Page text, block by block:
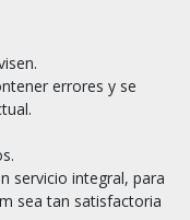
errores y se
servicio integral, para
sea tan satisfactoria